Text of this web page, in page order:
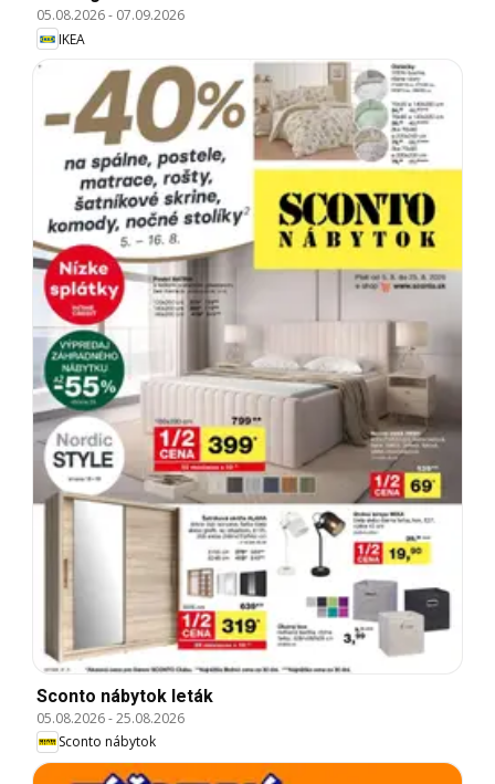
05.08.2026- 07.09.2026
IKEA
Sconto nábytok leták
05.08.2026-25.08.2026
Sconto nábytok